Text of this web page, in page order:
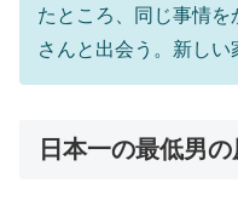
たところ、同じ事情
さんと出会う。新しい
日本一の最低男